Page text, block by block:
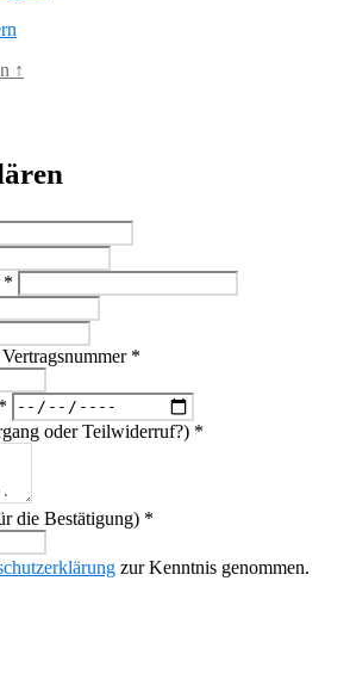
↑
*
*
oder Teilwiderruf?) *
die Bestätigung) *
zur Kenntnis genommen.